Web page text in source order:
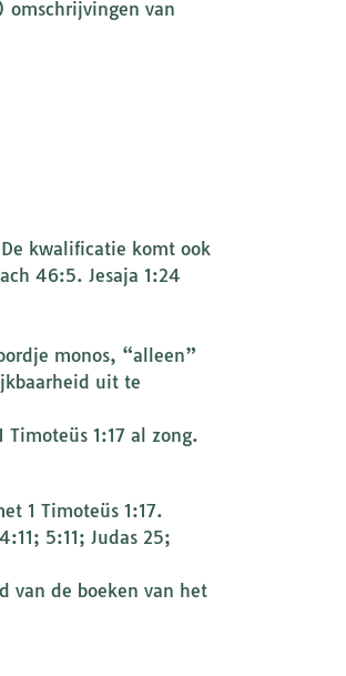
omschrijvingen van
kwalificatie komt ook
46:5. Jesaja 1:24
monos, “alleen”
uit te
1:17 al zong.
1 Timoteüs 1:17.
5:11; Judas 25;
van de boeken van het